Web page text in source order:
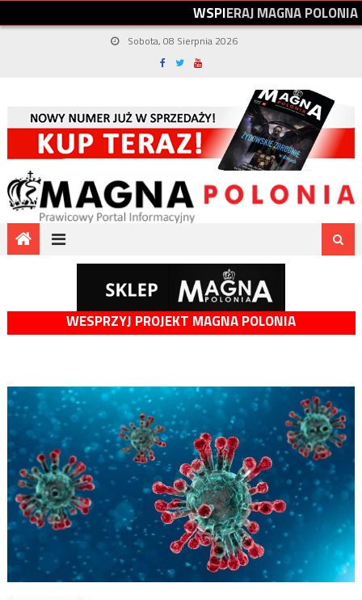
WSPIERAJMAGNAPOLONIA
Sobota, 08 Sierpnia 2026
WESPRZYJ PROJEKT MAGNA POLONIA